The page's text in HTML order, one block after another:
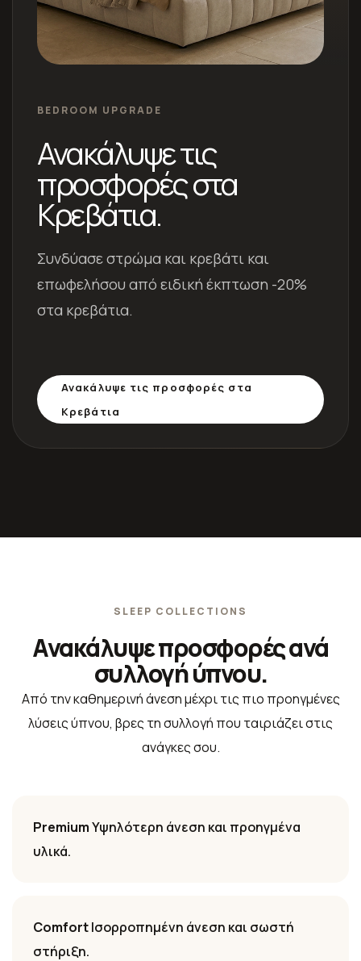
BEDROOM UPGRADE
Ανακάλυψε τις
προσφορές στα
Κρεβάτια.
Συνδύασε στρώμα και κρεβάτι και
επωφελήσου από ειδική έκπτωση -20%
στα κρεβάτια.
Ανακάλυψε τις προσφορές στα
Κρεβάτια
SLEEP COLLECTIONS
Ανακάλυψε προσφορές ανά
συλλογή ύπνου.
Από την καθημερινή άνεση μέχρι τις πιο προηγμένες
λύσεις ύπνου, βρες τη συλλογή που ταιριάζει στις
ανάγκες σου.
PremiumΥψηλότερη άνεση και προηγμένα
υλικά.
ComfortΙσορροπημένη άνεση και σωστή
στήριξη.